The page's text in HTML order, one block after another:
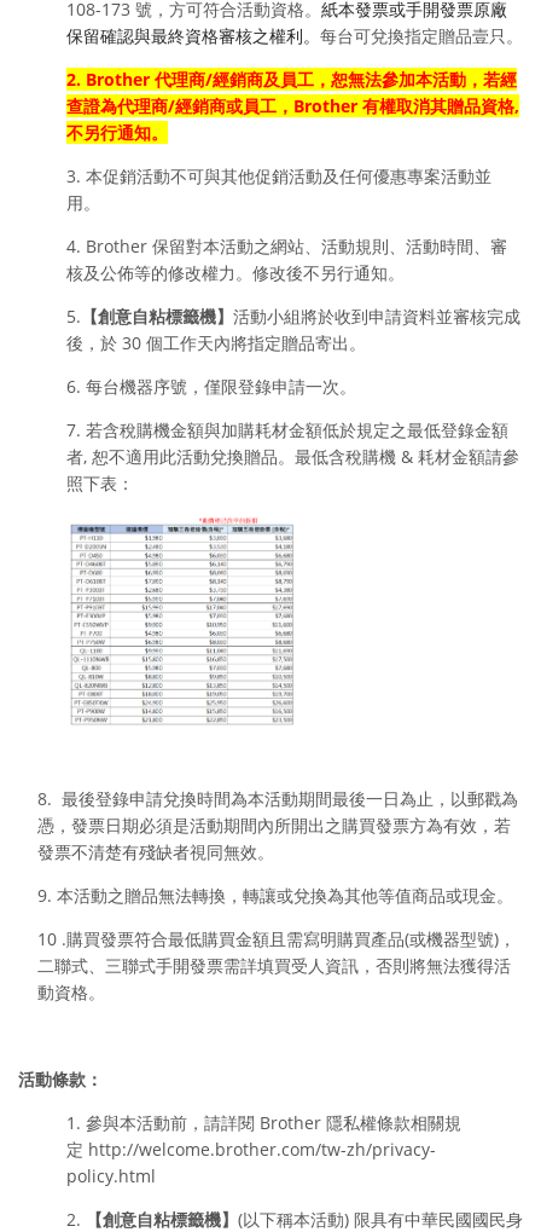
108-173 號，方可符合活動資格。 紙本發票或手開發票原廠
保留確認與最終資格審核之權利。 每台可兌換指定贈品壹只。
2. Brother 代理商/經銷商及員工，恕無法參加本活動，若經
查證為代理商/經銷商或員工，Brother 有權取消其贈品資格,
不另行通知。
3. 本促銷活動不可與其他促銷活動及任何優惠專案活動並
用。
4. Brother 保留對本活動之網站、活動規則、活動時間、審
核及公佈等的修改權力。修改後不另行通知。
5. 【創意自粘標籤機】 活動小組將於收到申請資料並審核完成
後，於 30 個工作天內將指定贈品寄出。
6. 每台機器序號，僅限登錄申請一次。
7. 若含稅購機金額與加購耗材金額低於規定之最低登錄金額
者, 恕不適用此活動兌換贈品。最低含稅購機 & 耗材金額請參
照下表：
8. 最後登錄申請兌換時間為本活動期間最後一日為止，以郵戳為
憑，發票日期必須是活動期間內所開出之購買發票方為有效，若
發票不清楚有殘缺者視同無效。
9. 本活動之贈品無法轉換，轉讓或兌換為其他等值商品或現金。
10 .購買發票符合最低購買金額且需寫明購買產品(或機器型號)，
二聯式、三聯式手開發票需詳填買受人資訊，否則將無法獲得活
動資格。
活動條款：
1. 參與本活動前，請詳閱 Brother 隱私權條款相關規
定 http://welcome.brother.com/tw-zh/privacy-
policy.html
2.
【創意自粘標籤機】 (以下稱本活動) 限具有中華民國國民身